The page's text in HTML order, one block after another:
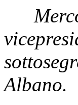
Albano.